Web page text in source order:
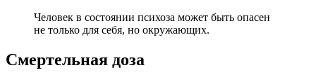
Человек в состоянии психоза может быть опасен
не только для себя, но окружающих.
Смертельная доза